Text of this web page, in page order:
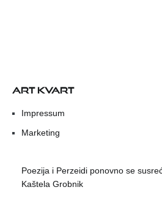
ART KVART
Impressum
Marketing
Poezija i Perzeidi ponovno se
Kaštela Grobnik